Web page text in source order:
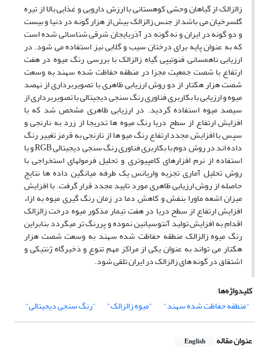
زالزالک از گیاهان وحشی کوهستانی با ارزش دارویی و غذایی بالا از تیره
گلسرخیان می باشد از جنس زالزالک بیش از هزار گونه در دنیا و بیست
و دو گونه در ایران و نه گونه در آذربایجان شرقی شناسائی شده است
که به عنوان پایه برای درختان سیب و گلابی نیز استفاده می شود. در
ارزیابی ناهمسانی فنوتیپی گیاه زالزالک با بررسی رنگ میوه در هفت
ارتفاع با شصت جمعیت مجزا در منطقه حفاظت شده سهند به وسعت
شصت هزار هکتار از دو روش ارزیابی ظاهری با تصویربرداری از نهصد
میوه و ارزیابی با بکاربری فناوری رنگ سنجی دیجیتالی با تصویربرداری از
سیصد میوه استفاده گردید. در ارزیابی ظاهری مشخص شد که با
افزایش ارتفاع از سطح دریا رنگ میوه ها تدریجا از زرد به نارنجی و
سپس با افزایش مجدد ارتفاع رنگ میو ها از نارنجی به قرمز تغییر رنگ
داده اند در روش دوم با بکاربری فناوری رنگ سنجی دیجیتالی RGB و با
استفاده از نرم افزارهای کامپیوتری و تحلیل فرمولهای استخراجی با
روش تحلیل آماری تجزیه واریانس یک طرفه میانگین داده ها نتایج
حاصله از روش ارزیابی ظاهری مورد تایید مجدد قرار گرفت. با افزایش
میزان اشعه ماورا بنفش و کاهش دما در زمان رنگ گیری میوه به ازاء
افزایش ارتفاع از سطح دریا در هفت تیمار مذکور میوه درخت زالزالک
اقدام به افزایش تولید آنتوسیانین نموده و پررنگ تر میگردد بنابراین
رنگ میوه زالزالک منطقه حفاظت شده سهند به وسعت شصت هزار
هکتار می تواند به عنوان یکی از مراکز مهم تنوع و ذخیرگاه ژنتیکی و
اشتقاق در گونه های زالزالک در ایران تلقی شود.
کلیدواژه‌ها
"منطقه حفاظت شده سهند"
"میوه زالزالک" "رنگ سنجی دیجیتالی"
عنوان مقاله English